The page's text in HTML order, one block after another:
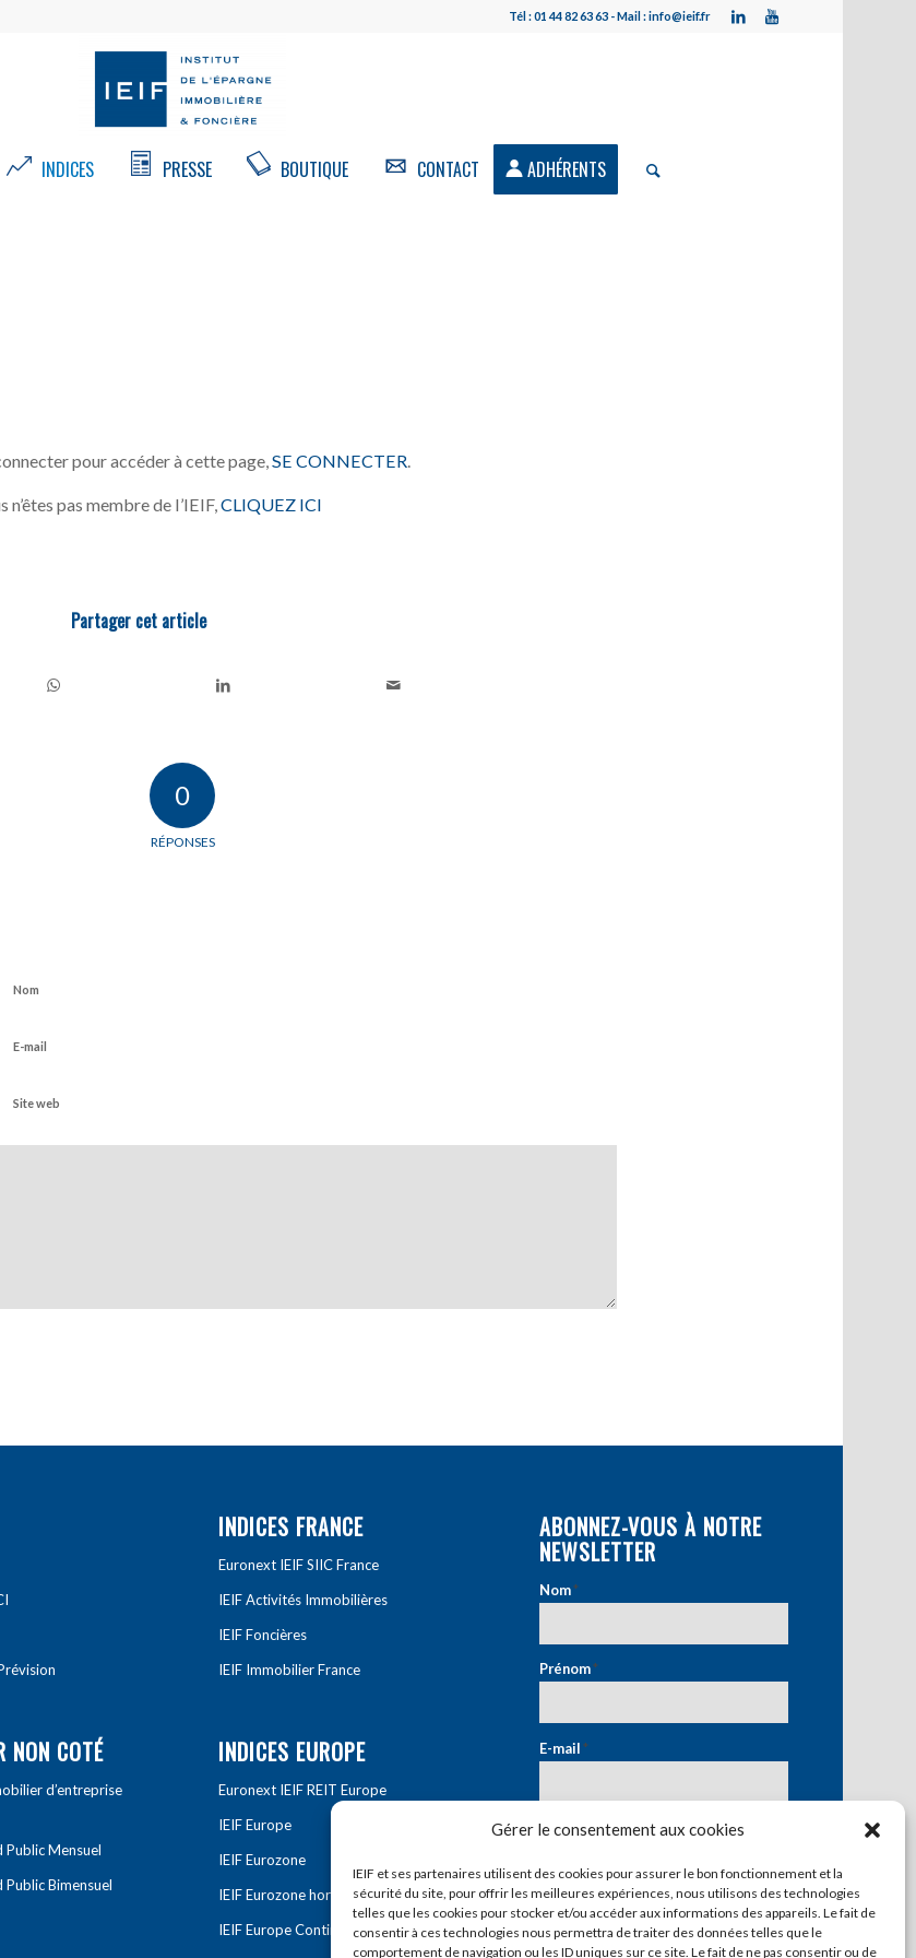
Gérer le consentement aux cookies
IEIF et ses partenaires utilisent des cookies pour assurer le bon fonctionnement et la
sécurité du site, pour offrir les meilleures expériences, nous utilisons des technologies
telles que les cookies pour stocker et/ou accéder aux informations des appareils. Le fait de
consentir à ces technologies nous permettra de traiter des données telles que le
comportement de navigation ou les ID uniques sur ce site. Le fait de ne pas consentir ou de
Tél : 01 44 82 63 63 - Mail : info@ieif.fr
INDICES PRESSE BOUTIQUE CONTACT ADHÉRENTS
pour accéder à cette page, SE CONNECTER
n’êtes pas membre de l’IEIF,CLIQUEZ ICI
Partager cet article
0
RÉPONSES
Nom
E-mail
Site web
NON COTÉ
d’entreprise
Public Mensuel
Public Bimensuel
INDICES FRANCE
Euronext IEIF SIIC France
IEIF Activités Immobilières
IEIF Foncières
IEIF Immobilier France
INDICES EUROPE
Euronext IEIF REIT Europe
IEIF Europe
IEIF Eurozone
IEIF Eurozone hors France
IEIF Europe Continentale
ABONNEZ-VOUS À NOTRE
NEWSLETTER
Nom*
Prénom*
E-mail*